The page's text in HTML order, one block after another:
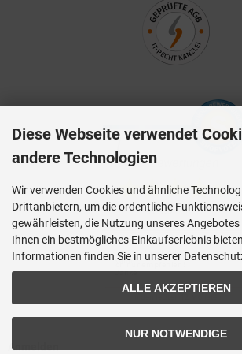
Anmelden
Diese Webseite verwendet
andere Technologien
Wir verwenden Cookies und ähnliche
Drittanbietern, um die ordentliche
gewährleisten, die Nutzung unseres
Ihnen ein bestmögliches Einkaufserlebnis
Informationen finden Sie in unserer
ALLE AKZEPTIEREN
NUR NOTWENDIGE